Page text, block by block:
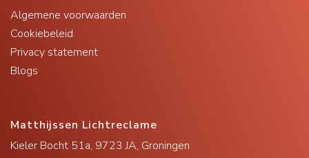
Algemene voorwaarden
Cookiebeleid
Privacy statement
Blogs
Matthijssen Lichtreclame
Kieler Bocht 51a, 9723 JA, Groningen